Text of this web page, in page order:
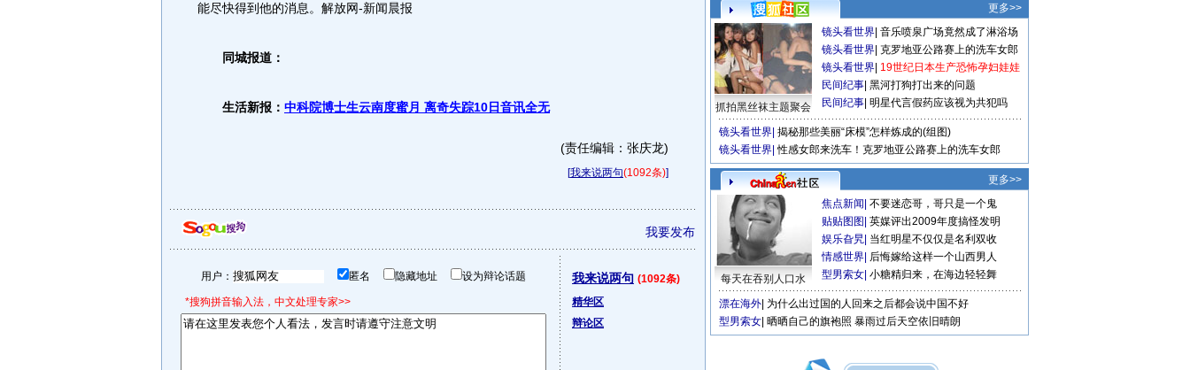
能尽快得到他的消息。解放网-新闻晨报
同城报道：
生活新报： 中科院博士生云南度蜜月 离奇失踪10日音讯全无
(责任编辑：张庆龙)
[我来说两句(1092条)]
我要发布
用户： 匿名 隐藏地址 设为辩论话题
*搜狗拼音输入法，中文处理专家>>
我来说两句 (1092条)
精华区
辩论区
更多>>
抓拍黑丝袜主题聚会
镜头看世界 音乐喷泉广场竟然成了淋浴场
镜头看世界 克罗地亚公路赛上的洗车女郎
镜头看世界 19世纪日本生产恐怖孕妇娃娃
民间纪事 黑河打狗打出来的问题
民间纪事 明星代言假药应该视为共犯吗
镜头看世界 揭秘那些美丽“床模”怎样炼成的(组图)
镜头看世界 性感女郎来洗车！克罗地亚公路赛上的洗车女郎
更多>>
每天在吞别人口水
焦点新闻 不要迷恋哥，哥只是一个鬼
贴贴图图 英媒评出2009年度搞怪发明
娱乐旮旯 当红明星不仅仅是名利双收
情感世界 后悔嫁给这样一个山西男人
型男索女 小糖精归来，在海边轻轻舞
漂在海外 为什么出过国的人回来之后都会说中国不好
型男索女 晒晒自己的旗袍照 暴雨过后天空依旧晴朗